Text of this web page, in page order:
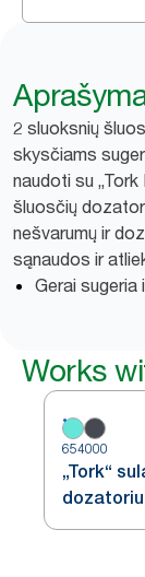
2 sluoksnių
skysčiams
naudoti su
šluosčių
nešvarumų ir
sąnaudos ir
Gerai sugeria
Works
654000
„Tork“
spalvų,